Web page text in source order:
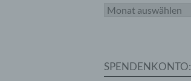
Archiv
SPENDENKONTO:
Person beziehen,
Arbeitsleistung,